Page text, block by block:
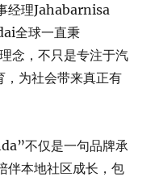
理Jahabarnisa
全球一直秉
，不只是专注于汽
，为社会带来真正有
不仅是一句品牌承
伴本地社区成长，包